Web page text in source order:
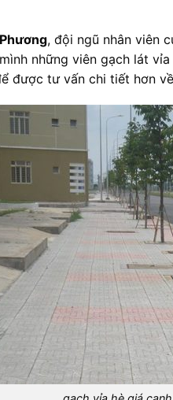
, đội ngũ nhân viên
những viên gạch lát
được tư vấn chi tiết hơn